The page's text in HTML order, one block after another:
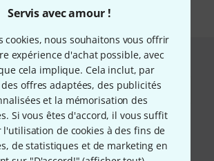
Servis avec amour !
cookies, nous souhaitons vous offrir
expérience d'achat possible, avec
cela implique. Cela inclut, par
offres adaptées, des publicités
et la mémorisation des
Si vous êtes d'accord, il vous suffit
l'utilisation de cookies à des fins de
de statistiques et de marketing en
* Requis
en toute sécurité
sûre et sécurisée par Virement